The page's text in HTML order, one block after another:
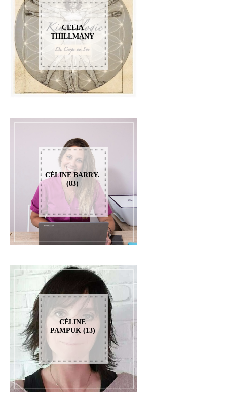
CELIA
THILLMANY
CÉLINE BARRY.
(83)
CÉLINE
PAMPUK (13)